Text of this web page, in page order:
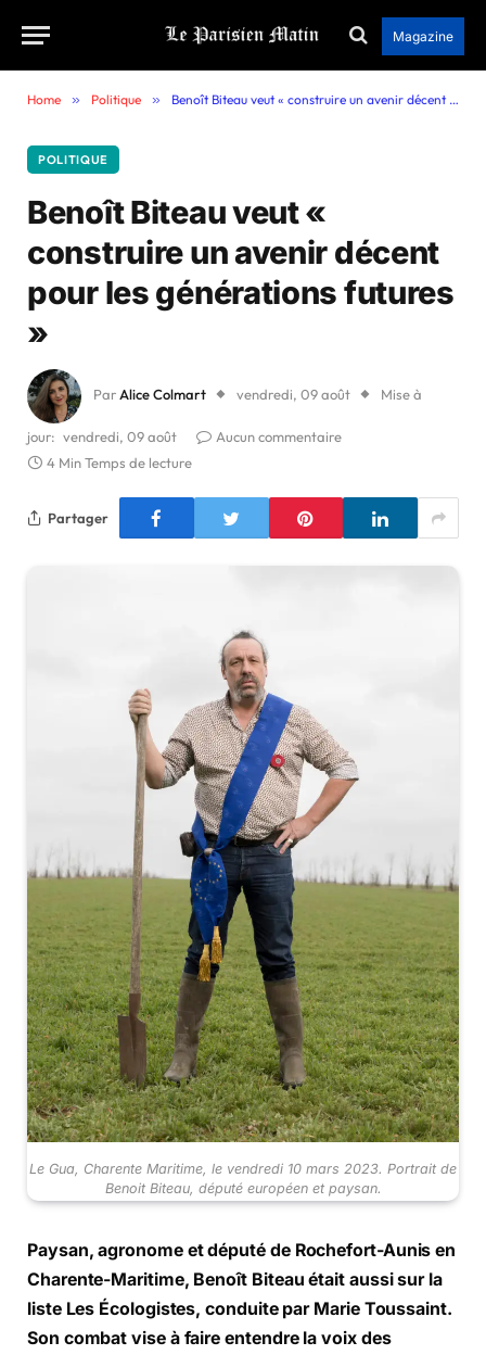
Magazine
Home » Politique » Benoît Biteau veut « construire un avenir décent pour les générations futures »
POLITIQUE
Benoît Biteau veut «
construire un avenir décent
pour les générations futures
»
Par Alice Colmart vendredi, 09 août Mise à
jour: vendredi, 09 août
Aucun commentaire
4 Min Temps de lecture
Partager
Le Gua, Charente Maritime, le vendredi 10 mars 2023. Portrait de
Benoit Biteau, député européen et paysan.
Paysan, agronome et député de Rochefort-Aunis en
Charente-Maritime, Benoît Biteau était aussi sur la
liste Les Écologistes, conduite par Marie Toussaint.
Son combat vise à faire entendre la voix des